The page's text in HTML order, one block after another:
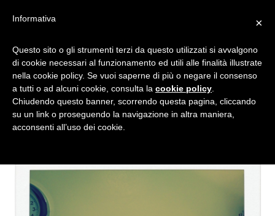
“CONSIGLIERE, MI
CONSIGLI UNA
COLAZIONE!”
×
Informativa
Questo sito o gli strumenti terzi da questo utilizzati si avvalgono
di cookie necessari al funzionamento ed utili alle finalità illustrate
nella cookie policy. Se vuoi saperne di più o negare il consenso
a tutti o ad alcuni cookie, consulta la cookie policy
Chiudendo questo banner, scorrendo questa pagina, cliccando
su un link o proseguendo la navigazione in altra maniera,
acconsenti all’uso dei cookie.